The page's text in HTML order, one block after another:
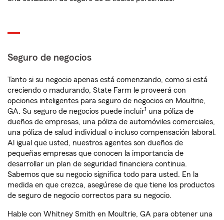
Seguro de negocios
Tanto si su negocio apenas está comenzando, como si está
creciendo o madurando, State Farm le proveerá con
opciones inteligentes para seguro de negocios en Moultrie,
GA. Su seguro de negocios puede incluir1 una póliza de
dueños de empresas, una póliza de automóviles comerciales,
una póliza de salud individual o incluso compensación laboral.
Al igual que usted, nuestros agentes son dueños de
pequeñas empresas que conocen la importancia de
desarrollar un plan de seguridad financiera continua.
Sabemos que su negocio significa todo para usted. En la
medida en que crezca, asegúrese de que tiene los productos
de seguro de negocio correctos para su negocio.
Hable con Whitney Smith en Moultrie, GA para obtener una